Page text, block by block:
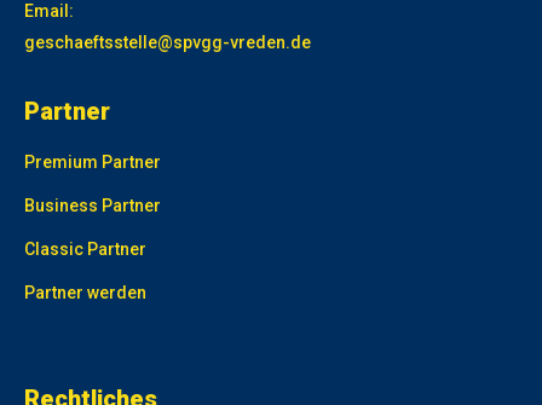
Email:
geschaeftsstelle@spvgg-vreden.de
Partner
Premium Partner
Business Partner
Classic Partner
Partner werden
Rechtliches